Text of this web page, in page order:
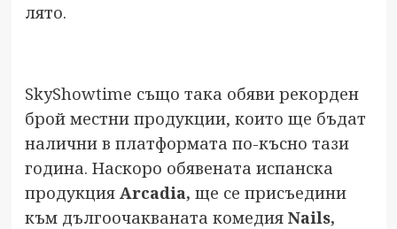
лято.
SkyShowtime също така обяви рекорден
брой местни продукции, които ще бъдат
налични в платформата по-късно тази
година. Наскоро обявената испанска
продукция Arcadia, ще се присъедини
към дългоочакваната комедия Nails,